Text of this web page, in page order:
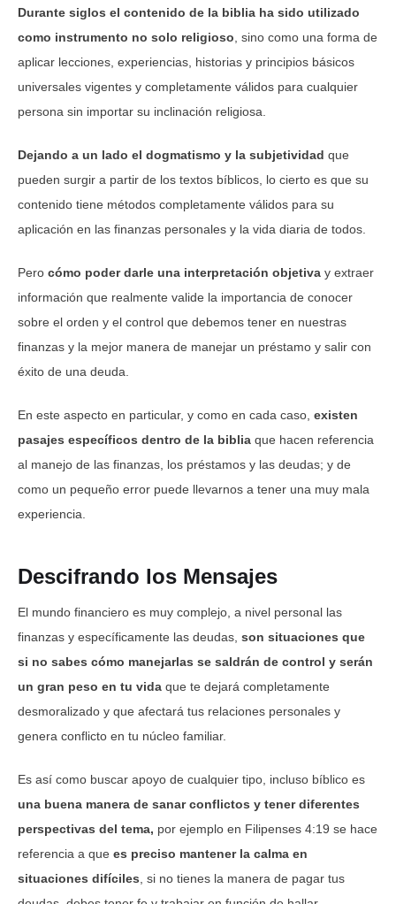
Durante siglos el contenido de la biblia ha sido utilizado
como instrumento no solo religioso, sino como una forma de
aplicar lecciones, experiencias, historias y principios básicos
universales vigentes y completamente válidos para cualquier
persona sin importar su inclinación religiosa.
Dejando a un lado el dogmatismo y la subjetividad que
pueden surgir a partir de los textos bíblicos, lo cierto es que su
contenido tiene métodos completamente válidos para su
aplicación en las finanzas personales y la vida diaria de todos.
Pero cómo poder darle una interpretación objetiva y extraer
información que realmente valide la importancia de conocer
sobre el orden y el control que debemos tener en nuestras
finanzas y la mejor manera de manejar un préstamo y salir con
éxito de una deuda.
En este aspecto en particular, y como en cada caso, existen
pasajes específicos dentro de la biblia que hacen referencia
al manejo de las finanzas, los préstamos y las deudas; y de
como un pequeño error puede llevarnos a tener una muy mala
experiencia.
Descifrando los Mensajes
El mundo financiero es muy complejo, a nivel personal las
finanzas y específicamente las deudas, son situaciones que
si no sabes cómo manejarlas se saldrán de control y serán
un gran peso en tu vida que te dejará completamente
desmoralizado y que afectará tus relaciones personales y
genera conflicto en tu núcleo familiar.
Es así como buscar apoyo de cualquier tipo, incluso bíblico es
una buena manera de sanar conflictos y tener diferentes
perspectivas del tema, por ejemplo en Filipenses 4:19 se hace
referencia a que es preciso mantener la calma en
situaciones difíciles , si no tienes la manera de pagar tus